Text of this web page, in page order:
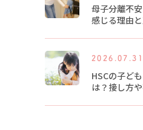
母子分離不
感じる理由
2026.07.31
HSCの子ど
は？接し方